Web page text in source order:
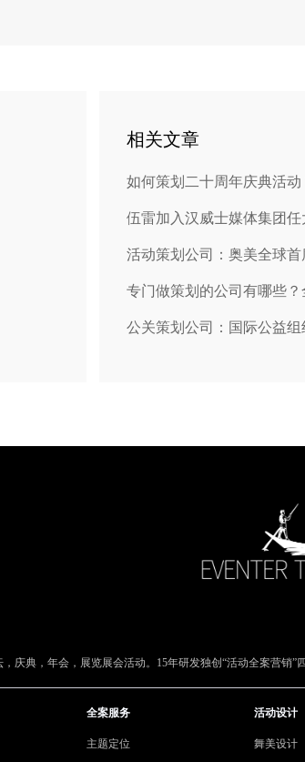
相关文章
伍雷加入汉威士媒体集团任
专门做策划的公司有哪些？
庆典，年会，展览展会活动。15年研发独创“活动全案营销”
全案服务
主题定位
活动设计
舞美设计